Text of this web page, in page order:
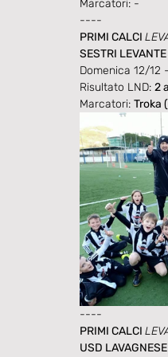
Marcatori: -
----
PRIMI CALCI
SESTRI
Domenica 12/12
Risultato LND: 2
Marcatori: Troka
----
PRIMI CALCI
USD